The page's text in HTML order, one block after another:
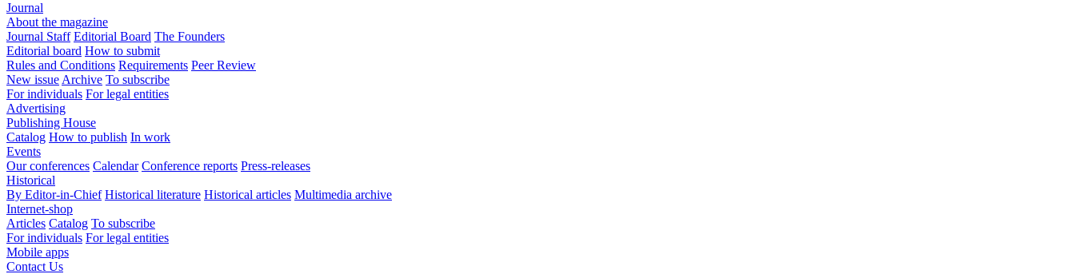
Journal
About the magazine
Journal Staff Editorial Board The Founders
Editorial board How to submit
Rules and Conditions Requirements Peer Review
New issue Archive To subscribe
For individuals For legal entities
Advertising
Publishing House
Catalog How to publish In work
Events
Our conferences Calendar Conference reports Press-releases
Historical
By Editor-in-Chief Historical literature Historical articles Multimedia archive
Internet-shop
Articles Catalog To subscribe
For individuals For legal entities
Mobile apps
Contact Us